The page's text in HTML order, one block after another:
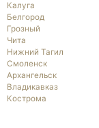
Калуга
Белгород
Грозный
Чита
Нижний Тагил
Смоленск
Архангельск
Владикавказ
Кострома